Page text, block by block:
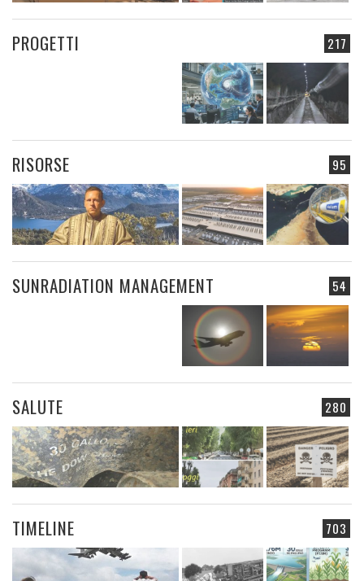
217
PROGETTI
95
RISORSE
54
SUNRADIATION MANAGEMENT
280
SALUTE
703
TIMELINE